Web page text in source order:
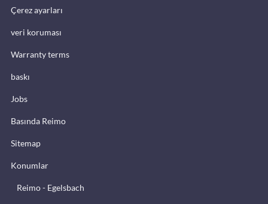
Çerez ayarları
veri koruması
Warranty terms
baskı
Jobs
Basında Reimo
Sitemap
Konumlar
Reimo - Egelsbach